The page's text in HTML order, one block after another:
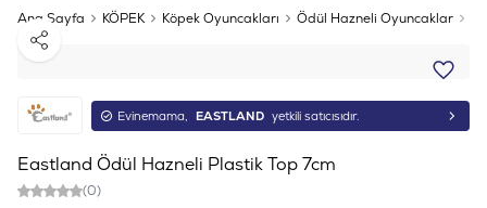
Ana Sayfa KÖPEK Köpek Oyuncakları Ödül Hazneli Oyuncaklar
Paylaş
Evinemama, EASTLAND yetkili satıcısıdır.
Eastland Ödül Hazneli Plastik Top 7cm
(0)